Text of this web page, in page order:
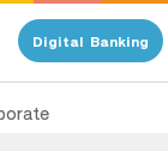
Digital Banking